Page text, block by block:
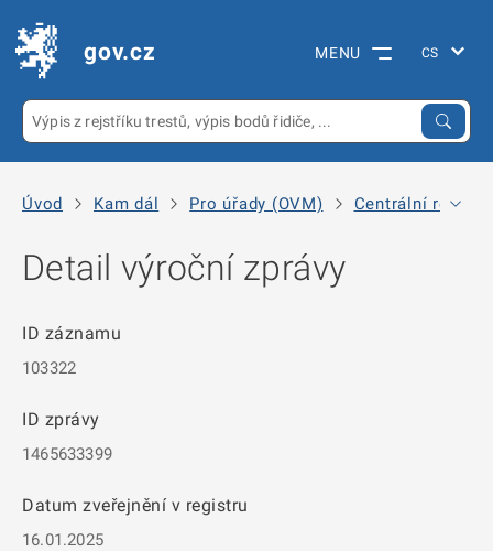
gov.cz MENU
Úvod Kam dál Pro úřady (OVM) Centrální registr
Detail výroční zprávy
ID záznamu
103322
ID zprávy
1465633399
Datum zveřejnění v registru
16.01.2025